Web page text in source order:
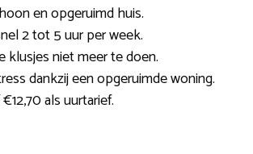
en opgeruimd huis.
2 tot 5 uur per week.
klusjes niet meer te doen.
dankzij een opgeruimde woning.
als uurtarief.